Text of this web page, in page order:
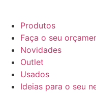
Produtos
Faça o seu
Novidades
Outlet
Usados
Ideias para o seu